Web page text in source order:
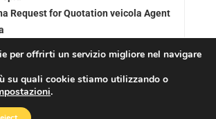
Request for Quotation veicola Agent
per offrirti un servizio migliore nel navigare
su quali cookie stiamo utilizzando o
.